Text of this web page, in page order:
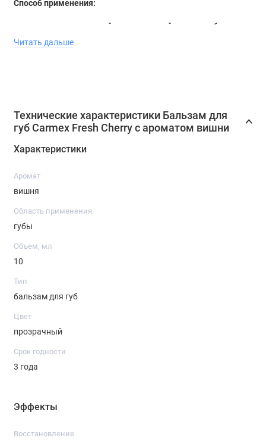
Способ применения:
рекомендуется для сухой, потрескавшейся кожи губ.
Использовать по мере необходимости.
Читать дальше
Технические характеристики Бальзам для
губ Carmex Fresh Cherry с ароматом вишни
Характеристики
Аромат
вишня
Область применения
губы
Объем, мл
10
Тип
бальзам для губ
Цвет
прозрачный
Срок годности
3 года
Эффекты
Восстановление